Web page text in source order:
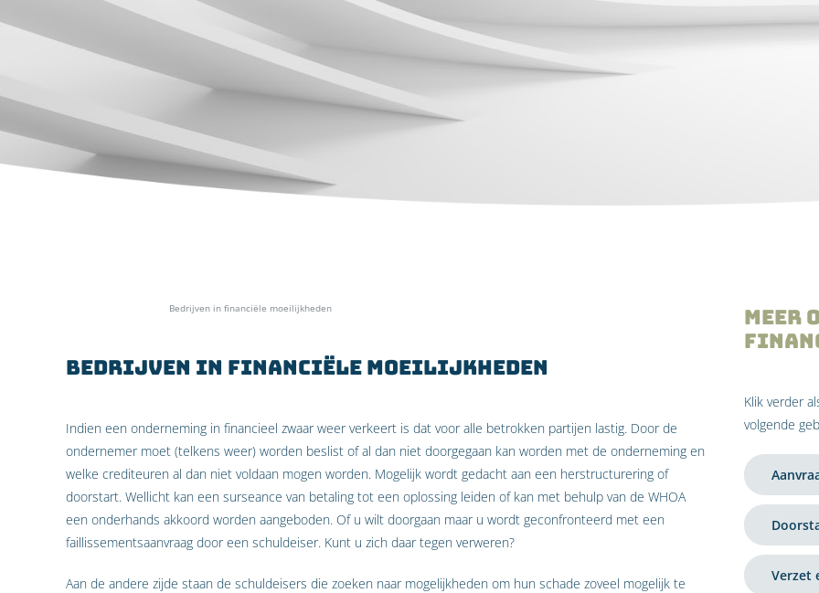
Bedrijven in financiële moeilijkheden
Bedrijven in financiële moeilijkheden
Indien een onderneming in financieel zwaar weer verkeert is dat voor alle betrokken partijen lastig. Door de
ondernemer moet (telkens weer) worden beslist of al dan niet doorgegaan kan worden met de onderneming en
welke crediteuren al dan niet voldaan mogen worden. Mogelijk wordt gedacht aan een herstructurering of
doorstart. Wellicht kan een surseance van betaling tot een oplossing leiden of kan met behulp van de WHOA
een onderhands akkoord worden aangeboden. Of u wilt doorgaan maar u wordt geconfronteerd met een
faillissementsaanvraag door een schuldeiser. Kunt u zich daar tegen verweren?
Aan de andere zijde staan de schuldeisers die zoeken naar mogelijkheden om hun schade zoveel mogelijk te
Meer
Klik verder
volgende
Verzet